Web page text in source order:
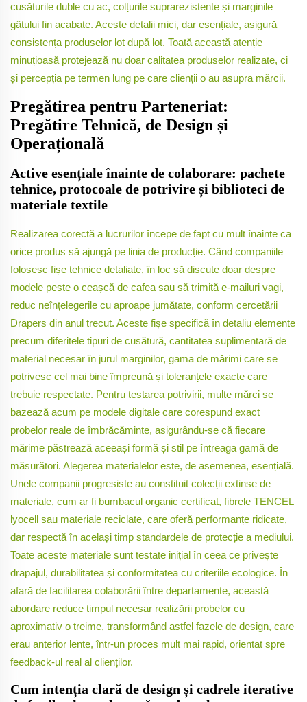
cusăturile duble cu ac, colțurile suprarezistente și marginile
gâtului fin acabate. Aceste detalii mici, dar esențiale, asigură
consistența produselor lot după lot. Toată această atenție
minuțioasă protejează nu doar calitatea produselor realizate, ci
și percepția pe termen lung pe care clienții o au asupra mărcii.
Pregătirea pentru Parteneriat:
Pregătire Tehnică, de Design și
Operațională
Active esențiale înainte de colaborare: pachete
tehnice, protocoale de potrivire și biblioteci de
materiale textile
Realizarea corectă a lucrurilor începe de fapt cu mult înainte ca
orice produs să ajungă pe linia de producție. Când companiile
folosesc fișe tehnice detaliate, în loc să discute doar despre
modele peste o ceașcă de cafea sau să trimită e-mailuri vagi,
reduc neînțelegerile cu aproape jumătate, conform cercetării
Drapers din anul trecut. Aceste fișe specifică în detaliu elemente
precum diferitele tipuri de cusătură, cantitatea suplimentară de
material necesar în jurul marginilor, gama de mărimi care se
potrivesc cel mai bine împreună și toleranțele exacte care
trebuie respectate. Pentru testarea potrivirii, multe mărci se
bazează acum pe modele digitale care corespund exact
probelor reale de îmbrăcăminte, asigurându-se că fiecare
mărime păstrează aceeași formă și stil pe întreaga gamă de
măsurători. Alegerea materialelor este, de asemenea, esențială.
Unele companii progresiste au constituit colecții extinse de
materiale, cum ar fi bumbacul organic certificat, fibrele TENCEL
lyocell sau materiale reciclate, care oferă performanțe ridicate,
dar respectă în același timp standardele de protecție a mediului.
Toate aceste materiale sunt testate inițial în ceea ce privește
drapajul, durabilitatea și conformitatea cu criteriile ecologice. În
afară de facilitarea colaborării între departamente, această
abordare reduce timpul necesar realizării probelor cu
aproximativ o treime, transformând astfel fazele de design, care
erau anterior lente, într-un proces mult mai rapid, orientat spre
feedback-ul real al clienților.
Cum intenția clară de design și cadrele iterative